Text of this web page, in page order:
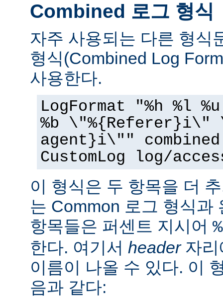
Combined 로그 형식
자주 사용되는 다른 형식
형식(Combined Log
사용한다.
LogFormat "%h %l
%b \"%{Referer}i\"
agent}i\"" combined
CustomLog log/
이 형식은 두 항목을 더
는 Common 로그 형식과
항목들은 퍼센트 지시어
한다. 여기서 header자리
이름이 나올 수 있다. 이
음과 같다: